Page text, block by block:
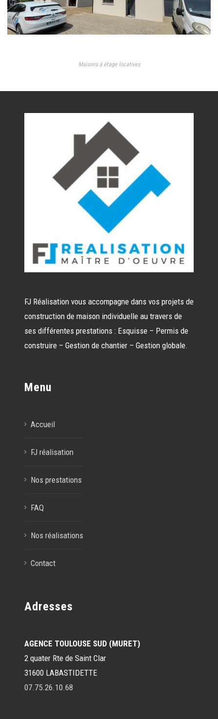
Maisons à étage locatives
FJ Réalisation vous accompagne dans vos projets de
construction de maison individuelle au travers de
ses différentes prestations : Esquisse – Permis de
construire – Gestion de chantier – Gestion globale.
Menu
Accueil
FJ réalisation
Nos prestations
FAQ
Nos réalisations
Contact
Adresses
AGENCE TOULOUSE SUD (MURET)
2 quater Rte de Saint Clar
31600 LABASTIDETTE
07.75.26.10.68